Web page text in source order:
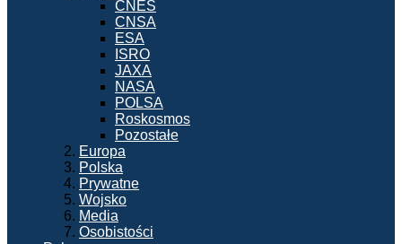
CNES
CNSA
ESA
ISRO
JAXA
NASA
POLSA
Roskosmos
Pozostałe
Europa
Polska
Prywatne
Wojsko
Media
Osobistości